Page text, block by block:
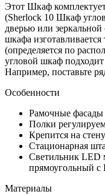
Этот Шкаф
(Sherlock 10 Шкаф
дверью или зеркальной
шкафа
(определяется по
угловой шкаф
Например, поставьте
Особенности
Рамочные
Полки
Крепится на
Стационарная
Светильник LED
прямоугольный
Материалы